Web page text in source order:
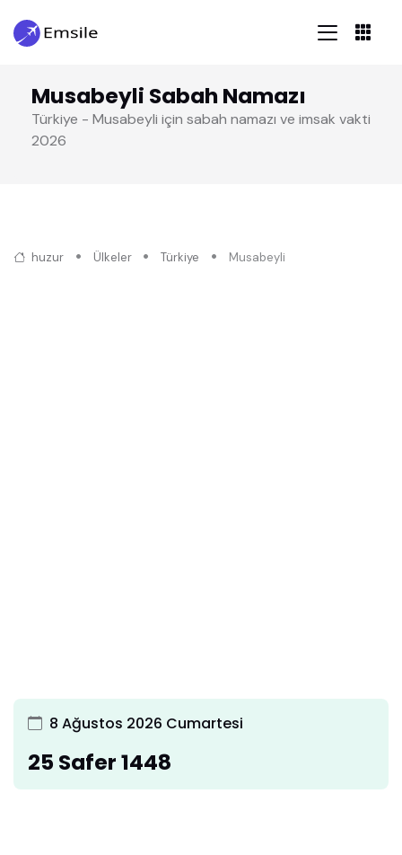
Musabeyli Sabah Namazı
Türkiye - Musabeyli için sabah namazı ve imsak vakti
2026
huzur Ülkeler Türkiye Musabeyli
8 Ağustos 2026 Cumartesi
25 Safer 1448